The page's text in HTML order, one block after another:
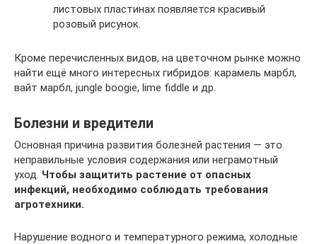
листовых пластинах появляется красивый
розовый рисунок.
Кроме перечисленных видов, на цветочном рынке можно
найти ещё много интересных гибридов: карамель марбл,
вайт марбл, jungle boogie, lime fiddle и др.
Болезни и вредители
Основная причина развития болезней растения — это
неправильные условия содержания или неграмотный
уход. Чтобы защитить растение от опасных
инфекций, необходимо соблюдать требования
агротехники.
Нарушение водного и температурного режима, холодные